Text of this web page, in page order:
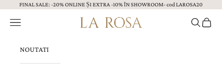
Sari la continut
FINAL SALE: -20% ONLINE ȘI EXTRA -10% ÎN SHOWROOM- cod LAROSA20
Bijuterii LA ROSA
Menu CautăCoș
NOUTATI